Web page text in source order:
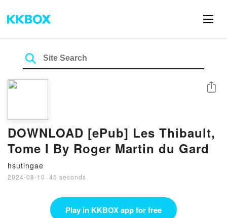
DOWNLOAD [ePub] Les Thibault,
Tome I By Roger Martin du Gard
hsutingae
2024-08-10 · 45 seconds
Share
Play in KKBOX app for free